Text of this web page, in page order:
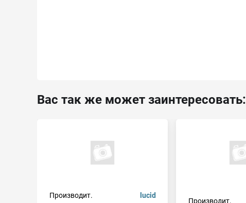
Вас так же может заинтересовать:
Производит.
lucid
Производит.